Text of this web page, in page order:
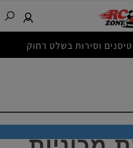
וסירות בשלט רחוק